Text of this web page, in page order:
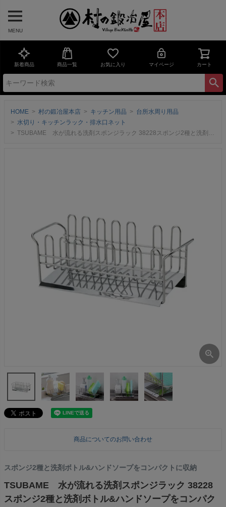
MENU
新着商品 商品一覧 お気に入り マイページ カート
HOME 村の鍛冶屋本店 キッチン用品
台所水周り用品
水切り・キッチンラック・排水口ネット
TSUBAME 水が流れる洗剤スポンジラック 38228スポンジ2種と洗剤ボトル&ハンドソープをコンパクトに収納【頑張って送料無料！】
商品についてのお問い合わせ
スポンジ2種と洗剤ボトル&ハンドソープをコンパクトに収納
TSUBAME 水が流れる洗剤スポンジラック 38228
スポンジ2種と洗剤ボトル&ハンドソープをコンパク